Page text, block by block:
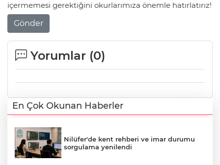
içermemesi gerektiğini okurlarımıza önemle hatırlatırız!
Gönder
Yorumlar (0)
En Çok Okunan Haberler
Nilüfer'de kent rehberi ve imar durumu
sorgulama yenilendi